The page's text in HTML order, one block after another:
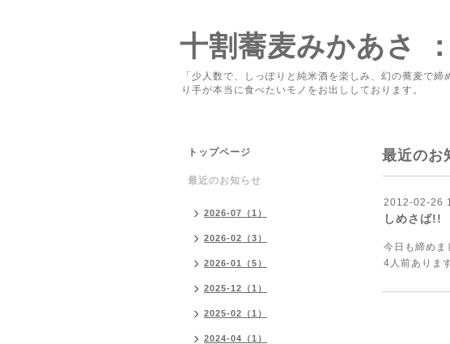
十割蕎麦みかあさ
「少人数で、しっぽりと純米酒を楽しみ、幻の蕎麦で
り手が本当に食べたいモノをお出ししております。
最近のお
2012-02-26
しめさば!!
今日も締めま
4人前ありま
トップページ
最近のお知らせ
2026-07（1）
2026-02（3）
2026-01（5）
2025-12（1）
2025-02（1）
2024-04（1）